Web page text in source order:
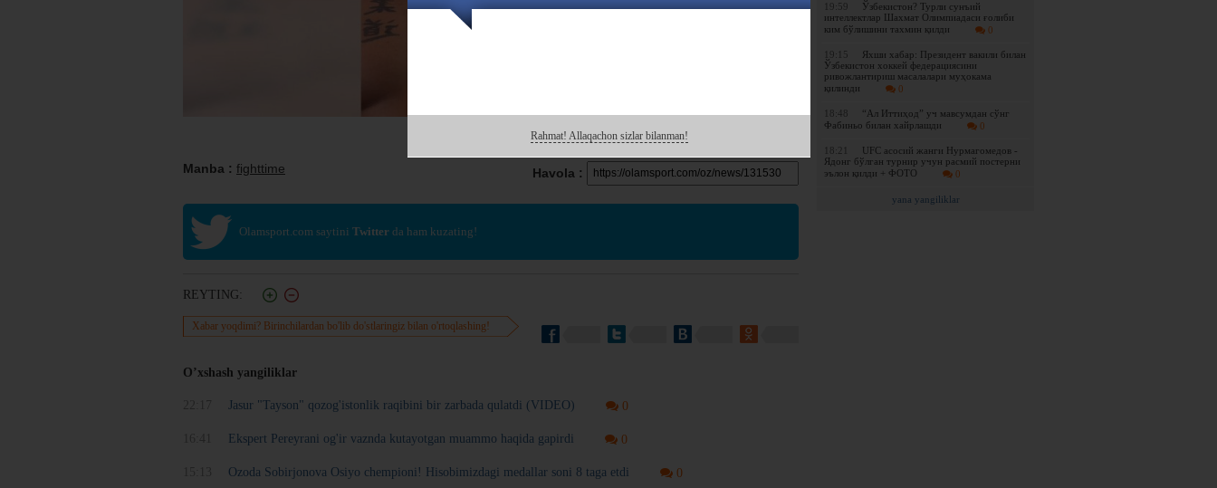
19:59
Ўзбекистон? Турли сунъий
интеллектлар Шахмат Олимпиадаси ғолиби
ким бўлишини тахмин қилди
0
19:15
Яхши хабар: Президент вакили билан
Ўзбекистон хоккей федерациясини
ривожлантириш масалалари муҳокама
қилинди
0
18:48
“Ал Иттиҳод” уч мавсумдан сўнг
Фабиньо билан хайрлашди
0
18:21
UFC асосий жанги Нурмагомедов -
Ядонг бўлган турнир учун расмий постерни
эълон қилди + ФОТО
0
yana yangiliklar
Havola :
Manba : fighttime
Olamsport.com saytini Twitter da ham kuzating!
REYTING:
Xabar yoqdimi? Birinchilardan bo'lib do'stlaringiz bilan o'rtoqlashing!
O’xshash yangiliklar
Jasur "Tayson" qozog'istonlik raqibini bir zarbada qulatdi (VIDEO) 0
Ekspert Pereyrani og'ir vaznda kutayotgan muammo haqida gapirdi 0
Ozoda Sobirjonova Osiyo chempioni! Hisobimizdagi medallar soni 8 taga etdi 0
Rahmat! Allaqachon sizlar bilanman!